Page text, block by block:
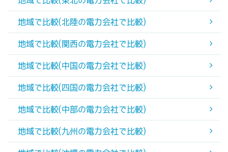
地域で比較(北陸の電力会社で比較)
地域で比較(関西の電力会社で比較)
地域で比較(中国の電力会社で比較)
地域で比較(四国の電力会社で比較)
地域で比較(中部の電力会社で比較)
地域で比較(九州の電力会社で比較)